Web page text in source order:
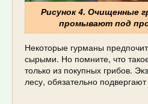
Рисунок 4. Очищенные
промывают под
Некоторые гурманы
сырыми. Но помните, что
только из покупных грибов.
лесу, обязательно